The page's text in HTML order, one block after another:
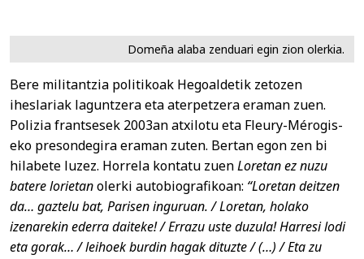
Domeña alaba zenduari egin zion olerkia.
Bere militantzia politikoak Hegoaldetik zetozen
iheslariak laguntzera eta aterpetzera eraman zuen.
Polizia frantsesek 2003an atxilotu eta Fleury-Mérogis-
eko presondegira eraman zuten. Bertan egon zen bi
hilabete luzez. Horrela kontatu zuenLoretan ez nuzu
batere lorietanolerki autobiografikoan: “Loretan deitzen
da… gaztelu bat, Parisen inguruan. / Loretan, holako
izenarekin ederra daiteke! / Errazu uste duzula! Harresi lodi
eta gorak… / leihoek burdin hagak dituzte / (…) / Eta zu